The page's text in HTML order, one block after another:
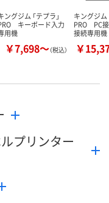
ングジム 「テプラ」
キーボード入力
用機
￥7,698～（税込）
キングジム
PRO PC
接続専用機
￥
プリンター